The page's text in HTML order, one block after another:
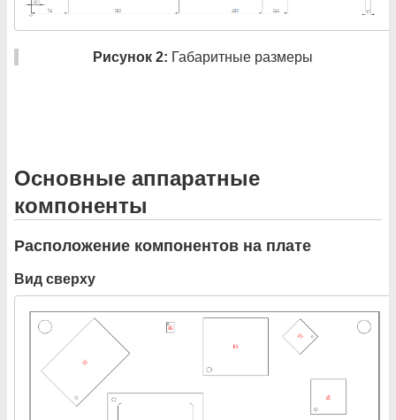
Рисунок 2: Габаритные размеры
Основные аппаратные
компоненты
Расположение компонентов на плате
Вид сверху